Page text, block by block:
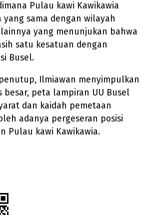
Pulau kawi Kawikawia
yang sama dengan wilayah
yang menunjukan bahwa
satu kesatuan dengan
Busel.
Ilmiawan menyimpulkan
besar, peta lampiran UU Busel
dan kaidah pemetaan
adanya pergeseran posisi
Pulau kawi Kawikawia.